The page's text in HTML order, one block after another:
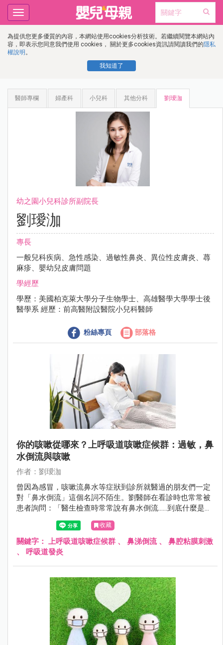
為提供您更多優質的內容，本網站使用cookies分析技術。若繼續閱覽本網站內
容，即表示您同意我們使用 cookies， 關於更多cookies資訊請閱讀我們的隱私
權說明 。
我知道了
Toggle
navigation
醫師專欄 婦產科 小兒科 其他分科 劉璦泇
幼之園小兒科診所副院長
劉璦泇
專長
一般兒科疾病、急性感染、過敏性鼻炎、異位性皮膚炎、蕁
麻疹、嬰幼兒皮膚問題
學經歷
學歷：美國柏克萊大學分子生物學士、高雄醫學大學學士後
醫學系 經歷：前高醫附設醫院小兒科醫師
粉絲專頁 部落格
你的咳嗽從哪來？上呼吸道咳嗽症候群：過敏，鼻
水倒流與咳嗽
作者：劉璦泇
曾因為感冒，咳嗽流鼻水等症狀到診所就醫過的朋友們一定
對「鼻水倒流」這個名詞不陌生。劉醫師在看診時也常常被
患者詢問：「醫生檢查時常常說有鼻水倒流......到底什麼是鼻
水倒流呢？是一個病嗎？而且有時候其實沒感覺有流鼻水
呀！倒是常常覺得喉嚨有痰，想咳嗽......」，其實鼻水倒流顧
名思義就是指鼻腔與鼻竇的分泌物往後滲，倒流至咽喉的一
個正常生理現象。
收藏
關鍵字： 上呼吸道咳嗽症候群 、 鼻涕倒流、 鼻腔粘膜刺激
、 呼吸道發炎